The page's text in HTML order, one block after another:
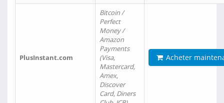
PlusInstant.com
Bitcoin /
Perfect
Money /
Amazon
Payments
(Visa,
Mastercard,
Amex,
Discover
Card, Diners
Acheter